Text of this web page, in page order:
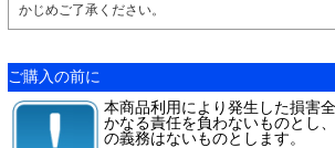
かじめご了承ください。
ご購入の前に
本商品利用により発生した損害
かなる責任を負わないものとし
の義務はないものとします。